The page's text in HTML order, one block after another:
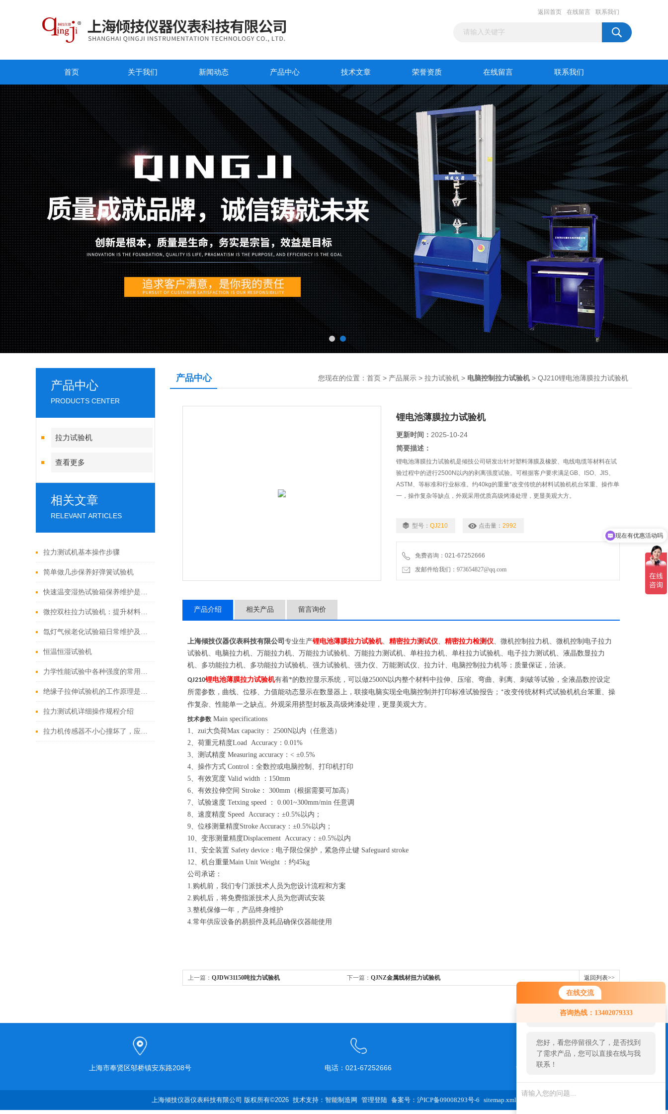
在线交流
咨询热线：13402079333
您好！欢迎前来咨询，很高兴为您
服务，请问您要咨询什么问题呢？
您好，看您停留很久了，是否找到
了需求产品，您可以直接在线与我
联系！
返回首页 在线留言 联系我们
首页 关于我们 新闻动态 产品中心 技术文章 荣誉资质 在线留言 联系我们
产品中心
PRODUCTS CENTER
拉力试验机
查看更多
相关文章
RELEVANT ARTICLES
拉力测试机基本操作步骤
简单做几步保养好弹簧试验机
快速温变湿热试验箱保养维护是非常有必要的
微控双柱拉力试验机：提升材料质量检测效率的关键设备
氙灯气候老化试验箱日常维护及注意事项
恒温恒湿试验机
力学性能试验中各种强度的常用术语简述
绝缘子拉伸试验机的工作原理是什么？
拉力测试机详细操作规程介绍
拉力机传感器不小心撞坏了，应该怎么及时解决？
产品中心 您现在的位置： 首页 > 产品展示 > 拉力试验机 > 电脑控制拉力试验机> QJ210锂电池薄膜拉力试验机
锂电池薄膜拉力试验机
更新时间： 2025-10-24
简要描述：
锂电池薄膜拉力试验机是倾技公司研发出针对塑料薄膜及橡胶、电线电缆等材料在试
验过程中的进行2500N以内的剥离强度试验。可根据客户要求满足GB、ISO、JIS、
ASTM、等标准和行业标准。约40kg的重量*改变传统的材料试验机机台笨重、操作单
一，操作复杂等缺点，外观采用优质高级烤漆处理，更显美观大方。
型号： QJ210 点击量： 2992
免费咨询：021-67252666
发邮件给我们：973654827@qq.com
产品介绍 相关产品 留言询价
上海倾技仪器仪表科技有限公司 专业生产锂电池薄膜拉力试验机、 精密拉力测试仪、 精密拉力检测仪、微机控制拉力机、微机控制电子拉力
试验机、电脑拉力机、万能拉力机、万能拉力试验机、万能拉力测试机、单柱拉力机、单柱拉力试验机、电子拉力测试机、液晶数显拉力
机、多功能拉力机、多功能拉力试验机、强力试验机、强力仪、万能测试仪、拉力计、电脑控制拉力机等；质量保证，洽谈。
QJ210锂电池薄膜拉力试验机有着*的数控显示系统，可以做2500N以内整个材料中拉伸、压缩、弯曲、剥离、刺破等试验，全液晶数控设定
所需参数，曲线、位移、力值能动态显示在数显器上，联接电脑实现全电脑控制并打印标准试验报告； *改变传统材料式试验机机台笨重、操
作复杂、性能单一之缺点。外观采用挤型封板及高级烤漆处理，更显美观大方。
技术参数 Main specifications
1、zui大负荷Max capacity： 2500N以内（任意选）
2、荷重元精度Load Accuracy：0.01%
3、测试精度 Measuring accuracy：< ±0.5%
4、操作方式 Control：全数控或电脑控制、打印机打印
5、有效宽度 Valid width ：150mm
6、有效拉伸空间 Stroke： 300mm（根据需要可加高）
7、试验速度 Tetxing speed ： 0.001~300mm/min 任意调
8、速度精度 Speed Accuracy：±0.5%以内；
9、位移测量精度Stroke Accuracy：±0.5%以内；
10、变形测量精度Displacement Accuracy：±0.5%以内
11、安全装置 Safety device：电子限位保护，紧急停止键 Safeguard stroke
12、机台重量Main Unit Weight ：约45kg
公司承诺：
1.购机前，我们专门派技术人员为您设计流程和方案
2.购机后，将免费指派技术人员为您调试安装
3.整机保修一年，产品终身维护
4.常年供应设备的易损件及耗品确保仪器能使用
上一篇： QJDW31150吨拉力试验机 下一篇： QJNZ金属线材扭力试验机 返回列表>>
上海市奉贤区邬桥镇安东路208号 电话：021-67252666 973654827@qq.com
上海倾技仪器仪表科技有限公司 版权所有©2026 技术支持： 智能制造网 管理登陆 备案号：沪ICP备09008293号-6 sitemap.xml
可以介绍下你们的产品么